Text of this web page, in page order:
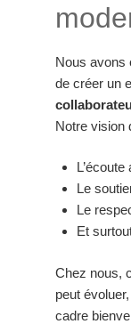
Nous avons
de créer un
Notre vision
L’écoute
Le
Le
Et
Chez nous,
peut
cadre